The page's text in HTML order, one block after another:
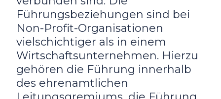
Führungsbeziehungen sind bei
Non-Profit-Organisationen
vielschichtiger als in einem
Wirtschaftsunternehmen. Hierzu
gehören die Führung innerhalb
des ehrenamtlichen